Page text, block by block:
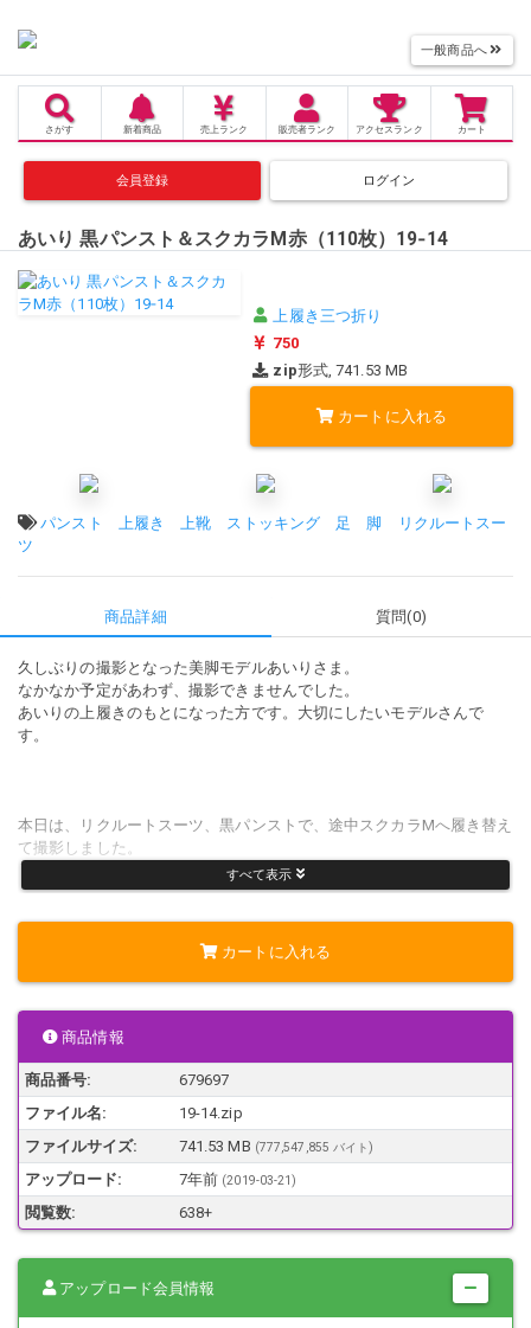
一般商品へ
さがす 新着商品 売上 ランク 販売者ランク アクセス ランク カート
会員登録 ログイン
あいり 黒パンスト＆スクカラM赤（110枚）19‐14
上履き三つ折り
750
zip形式, 741.53 MB
カートに入れる
タグ:
パンスト 上履き 上靴 ストッキング 足 脚
リクルートスー
ツ
商品詳細 質問(0)
久しぶりの撮影となった美脚モデルあいりさま。
なかなか予定があわず、撮影できませんでした。
あいりの上履きのもとになった方です。大切にしたいモデルさんで
す。
本日は、リクルートスーツ、黒パンストで、途中スクカラMへ履き替え
て撮影しました。
服 装：リクルートスーツ
画質、構図とも素人のものですので、大きな期待はなさらないでご覧
ください！
静止画 5184×3456程度（110枚） Olympus PEN-Fで撮影。
ヒール着用は27枚程度です。
モデルさんの顔は写っていません。
足サイズ：21.5?
すべて表示
カートに入れる
商品情報
商品番号:
679697
ファイル名:
19-14.zip
ファイルサイズ:
741.53 MB (777,547,855 バイト)
アップロード: 7年前 (2019-03-21 )
閲覧数: 638+
アップロード会員情報